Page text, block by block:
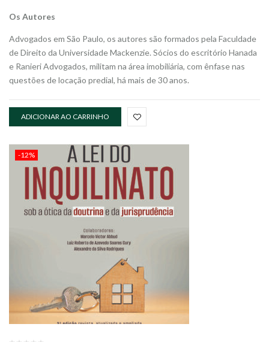
Os Autores
Advogados em São Paulo, os autores são formados pela Faculdade
de Direito da Universidade Mackenzie. Sócios do escritório Hanada
e Ranieri Advogados, militam na área imobiliária, com ênfase nas
questões de locação predial, há mais de 30 anos.
ADICIONAR AO CARRINHO
-12%